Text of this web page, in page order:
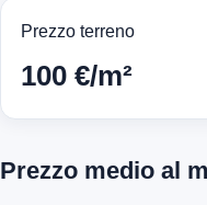
Prezzo terreno
100 €/m²
Prezzo medio al